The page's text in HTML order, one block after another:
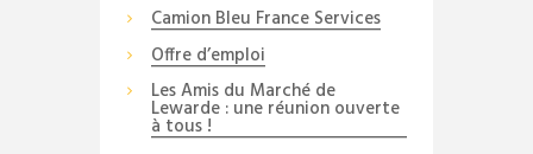
Camion Bleu France Services
Offre d’emploi
Les Amis du Marché de
Lewarde : une réunion ouverte
à tous !